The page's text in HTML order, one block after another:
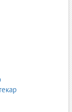
и обучение на
и
сервизни
подемници,